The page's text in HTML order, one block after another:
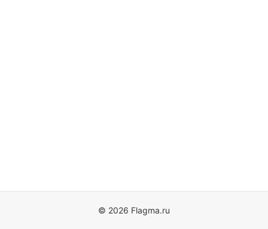
© 2026 Flagma.ru